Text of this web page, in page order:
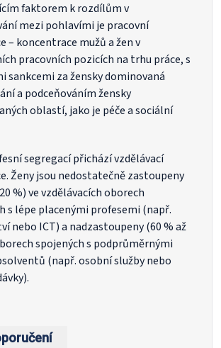
faktorem k rozdílům v
mezi pohlavími je pracovní
– koncentrace mužů a žen v
pracovních pozicích na trhu práce, s
sankcemi za žensky dominovaná
a podceňováním žensky
oblastí, jako je péče a sociální
segregací přichází vzdělávací
Ženy jsou nedostatečně zastoupeny
%) ve vzdělávacích oborech
s lépe placenými profesemi (např.
nebo ICT) a nadzastoupeny (60 % až
spojených s podprůměrnými
(např. osobní služby nebo